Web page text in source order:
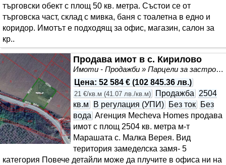
търговски обект с площ 50 кв. метра. Състои се от
търговска част, склад с мивка, баня с тоалетна в едно и
коридор. Имотът е подходящ за офис, магазин, салон за
кр..
Продава имот в с. Кирилово
Имоти - Продажби » Парцели за застрояване, Инвестиционни проекти
Цена: 52 584 € (102 845.36 лв.)
21 €/кв.м (41.07 лв./кв.м) Продажба
2504
кв.м
В регулация (УПИ) Без ток
Без
вода Агенция Mecheva Homes продава
имот с площ 2504 кв. метра м-т
Марашата с. Малка Верея. Вид
територия замеделска замя- 5
категория Повече детайли може да плучите в офиса ни на